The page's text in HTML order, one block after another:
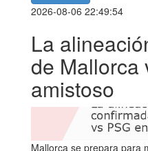
2026-08-06 22:49:54
La
de Mallorca
amistoso
Mallorca se prepara para